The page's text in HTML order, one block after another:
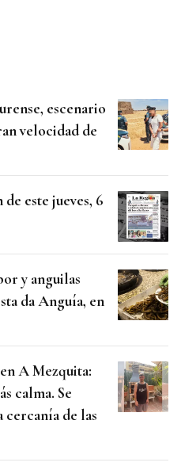
escenario
velocidad de
este jueves, 6
y anguilas
da Anguía, en
A Mezquita:
calma. Se
cercanía de las